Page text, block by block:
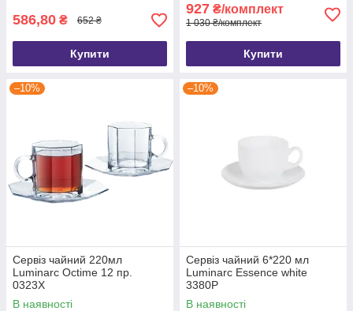
586,80 ₴ 652 ₴
Купити
927 ₴/комплект
1 030 ₴/комплект
Купити
–10%
Сервіз чайний 220мл
Luminarc Octime 12 пр.
0323Х
В наявності
–10%
Сервіз чайний 6*220 мл
Luminarc Essence white
3380Р
В наявності